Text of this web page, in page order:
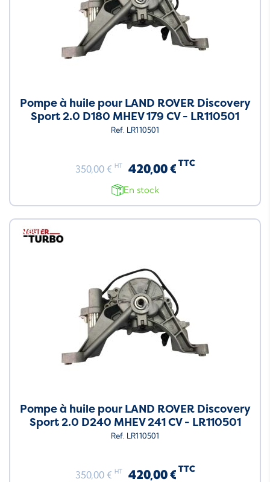
Pompe à huile pour LAND ROVER Discovery
Sport 2.0 D180 MHEV 179 CV - LR110501
Ref. LR110501
350,00 € HT 420,00 € TTC
En stock
Neuf
Pompe à huile pour LAND ROVER Discovery
Sport 2.0 D240 MHEV 241 CV - LR110501
Ref. LR110501
350,00 € HT 420,00 € TTC